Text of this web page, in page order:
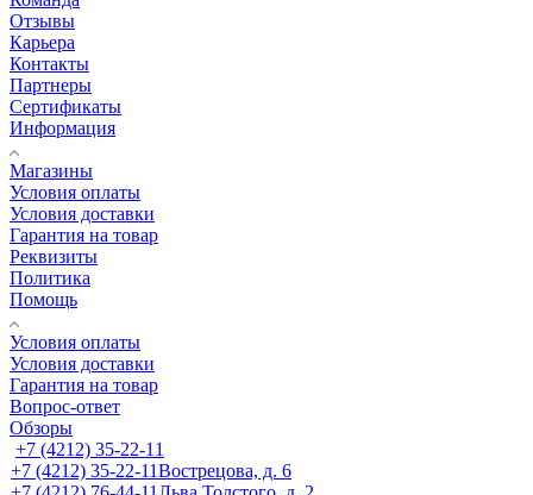
Отзывы
Карьера
Контакты
Партнеры
Сертификаты
Информация
Магазины
Условия оплаты
Условия доставки
Гарантия на товар
Реквизиты
Политика
Помощь
Условия оплаты
Условия доставки
Гарантия на товар
Вопрос-ответ
Обзоры
+7 (4212) 35-22-11
+7 (4212) 35-22-11Вострецова, д. 6